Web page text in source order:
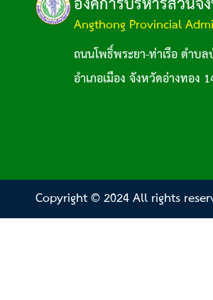
Angthong Provincial
ถนนโพธิ์พระยา-ท่าเรือ ตำบล
อำเภอเมือง จังหวัดอ่างทอง
Copyright © 2024 All rights